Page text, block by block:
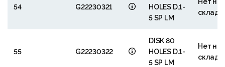
54 G22230321
HOLES D.1-
5 SP LM
складе
55 G22230322
DISK 80
HOLES D.1-
5 SP LM
Нет на
складе